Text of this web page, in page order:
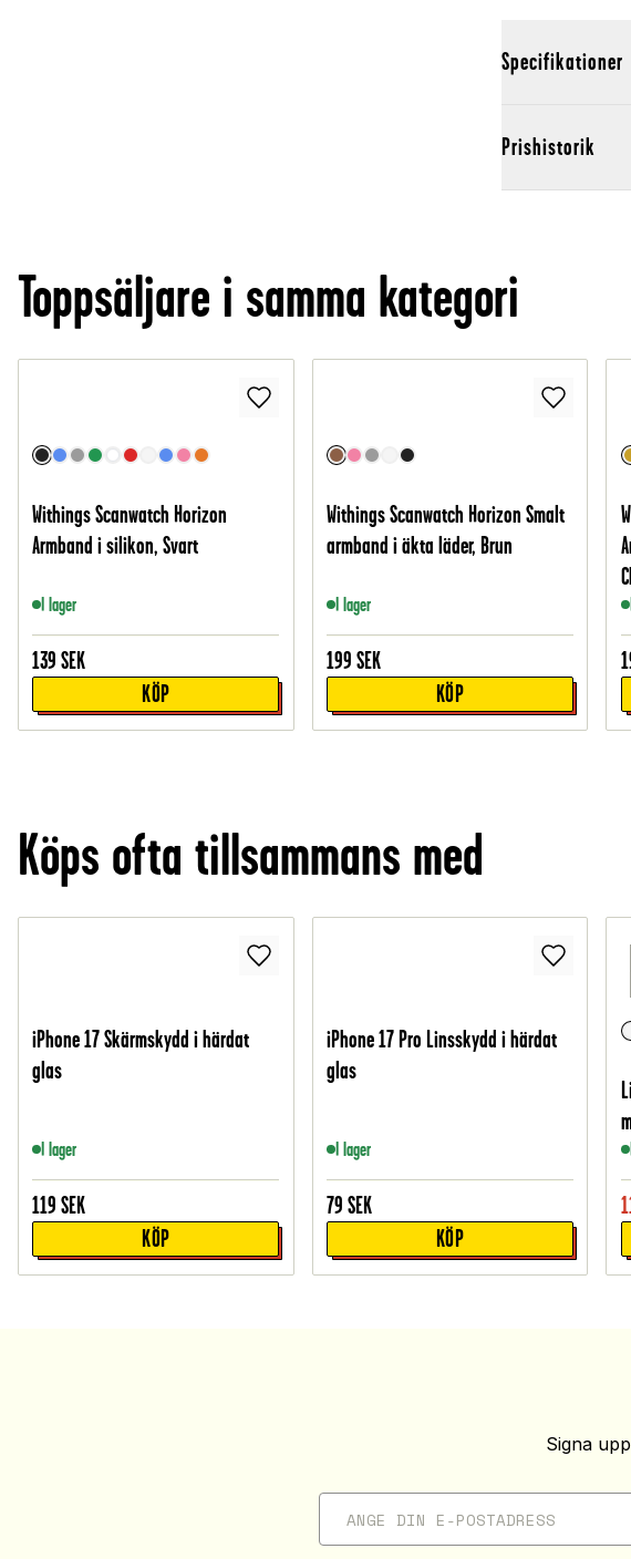
Specifikationer
Prishistorik
Toppsäljare i samma kategori
Withings Scanwatch Horizon
Armband i silikon, Svart
I lager
139 SEK
KÖP
Withings Scanwatch Horizon Smalt
armband i äkta läder, Brun
I lager
199 SEK
KÖP
Köps ofta tillsammans med
iPhone 17 Skärmskydd i härdat
glas
I lager
119 SEK
KÖP
iPhone 17 Pro Linsskydd i härdat
glas
I lager
79 SEK
KÖP
Signa